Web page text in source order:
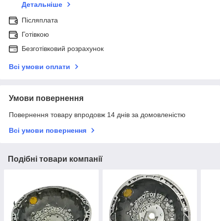
Детальніше
Післяплата
Готівкою
Безготівковий розрахунок
Всі умови оплати
Умови повернення
Повернення товару впродовж 14 днів за домовленістю
Всі умови повернення
Подібні товари компанії